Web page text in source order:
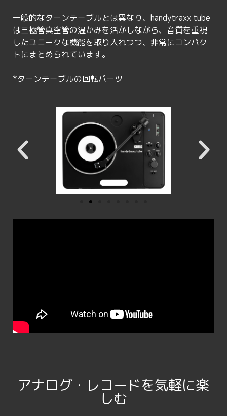
一般的なターンテーブルとは異なり、handytraxx tube
は三極管真空管の温かみを活かしながら、音質を重視
したユニークな機能を取り入れつつ、非常にコンパク
トにまとめられています。
*ターンテーブルの回転パーツ
アナログ・レコードを気軽に楽
しむ